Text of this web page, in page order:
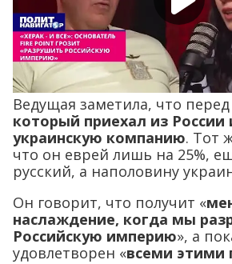
Ведущая заметила, что
который приехал из России
украинскую компанию. Тот
что он еврей лишь на 25%,
русский, а наполовину
Он говорит, что получит «
наслаждение, когда мы
Российскую империю», а
удовлетворен «всеми этими